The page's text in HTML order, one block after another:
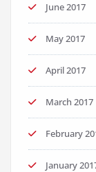
June 2017
May 2017
April 2017
March 2017
February
January